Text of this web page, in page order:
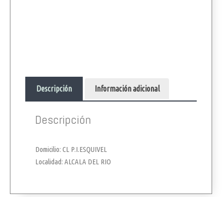
Descripción Información adicional
Descripción
Domicilio: CL P.I.ESQUIVEL
Localidad: ALCALA DEL RIO